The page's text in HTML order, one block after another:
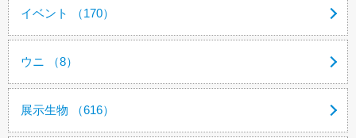
イベント （170）
ウニ （8）
展示生物 （616）